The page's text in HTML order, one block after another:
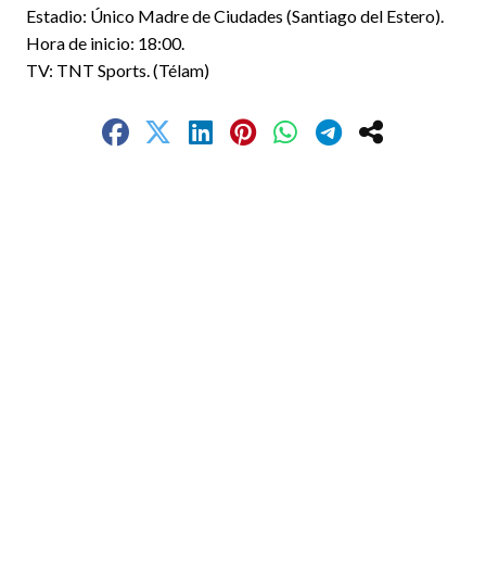
Estadio: Único Madre de Ciudades (Santiago del Estero).
Hora de inicio: 18:00.
TV: TNT Sports. (Télam)